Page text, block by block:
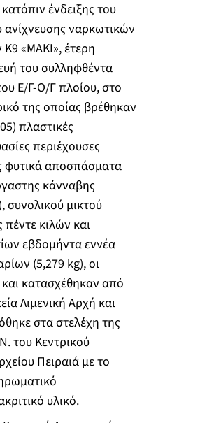
ένδειξης του
ανίχνευσης ναρκωτικών
«ΜΑΚΙ», έτερη
του συλληφθέντα
Ε/Γ-Ο/Γ πλοίου, στο
της οποίας βρέθηκαν
πλαστικές
περιέχουσες
φυτικά αποσπάσματα
κάνναβης
συνολικού μικτού
κιλών και
εβδομήντα εννέα
(5,279 kg), οι
κατασχέθηκαν από
Λιμενική Αρχή και
στα στελέχη της
του Κεντρικού
Πειραιά με το
υλικό.